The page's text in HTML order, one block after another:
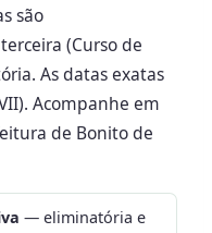
são
(Curso de
As datas exatas
Acompanhe em
de Bonito de
— eliminatória e